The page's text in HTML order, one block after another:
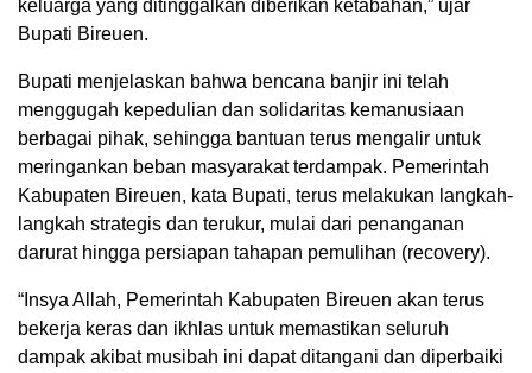
keluarga yang ditinggalkan diberikan ketabahan,” ujar
Bupati Bireuen.
Bupati menjelaskan bahwa bencana banjir ini telah
menggugah kepedulian dan solidaritas kemanusiaan
berbagai pihak, sehingga bantuan terus mengalir untuk
meringankan beban masyarakat terdampak. Pemerintah
Kabupaten Bireuen, kata Bupati, terus melakukan langkah-
langkah strategis dan terukur, mulai dari penanganan
darurat hingga persiapan tahapan pemulihan (recovery).
“Insya Allah, Pemerintah Kabupaten Bireuen akan terus
bekerja keras dan ikhlas untuk memastikan seluruh
dampak akibat musibah ini dapat ditangani dan diperbaiki